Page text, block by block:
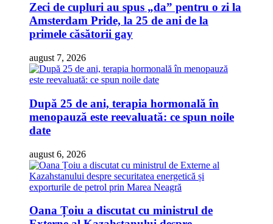
Zeci de cupluri au spus „da” pentru o zi la
Amsterdam Pride, la 25 de ani de la
primele căsătorii gay
august 7, 2026
După 25 de ani, terapia hormonală în
menopauză este reevaluată: ce spun noile
date
august 6, 2026
Oana Țoiu a discutat cu ministrul de